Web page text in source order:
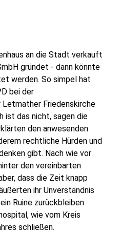
an die Stadt verkauft
gründet - dann könnte
werden. So simpel hat
bei der
Letmather Friedenskirche
ist das nicht, sagen die
den anwesenden
rechtliche Hürden und
gibt. Nach wie vor
den vereinbarten
dass die Zeit knapp
ihr Unverständnis
Ruine zurückbleiben
wie vom Kreis
schließen.